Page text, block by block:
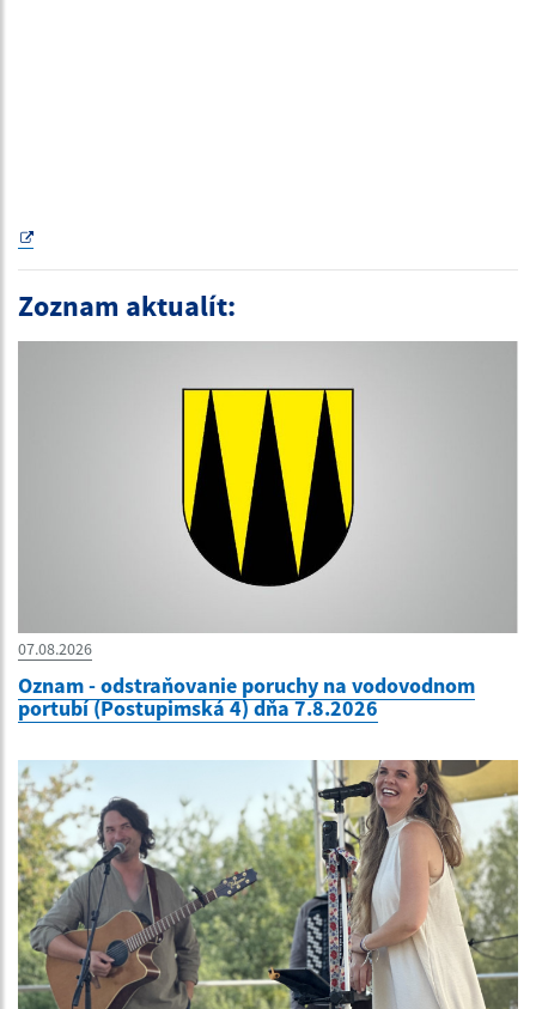
Zoznam aktualít:
07.08.2026
Oznam - odstraňovanie poruchy na vodovodnom
portubí (Postupimská 4) dňa 7.8.2026